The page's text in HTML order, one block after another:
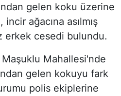
gelen koku üzerine
ağacına asılmış
erkek cesedi bulundu.
Mahallesi'nde
gelen kokuyu fark
polis ekiplerine